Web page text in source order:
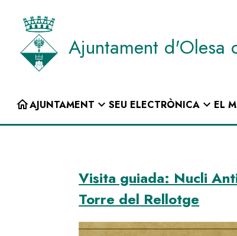
contingut
Ajuntament d'Olesa
Navegació
INICI
homeAJUNTAMENT expand_more SEU ELECTRÒNICAexpand_more EL
Visita guiada: Nucli
Torre del Rellotge
Image